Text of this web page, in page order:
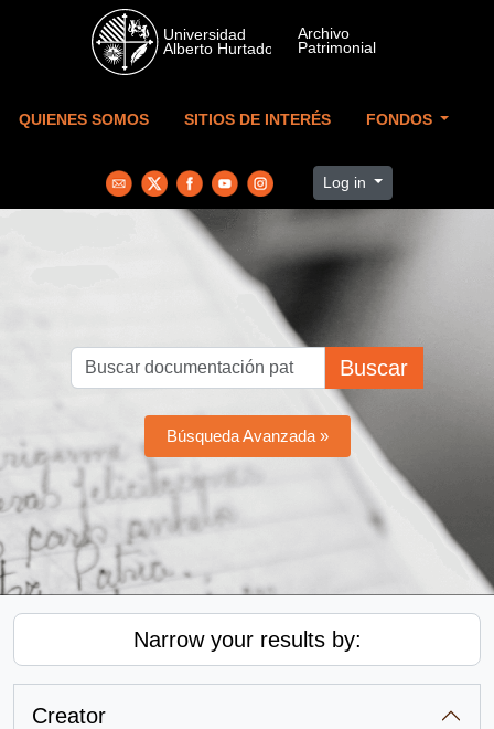
Skip to main content
QUIENES SOMOS SITIOS DE INTERÉS FONDOS
Log in
Buscar
Búsqueda Avanzada »
Narrow your results by:
Creator